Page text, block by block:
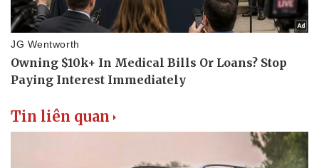
Văn hóa
Sân khấu - Điện ảnh
Âm nhạc
Di sản
Giải trí
Nghệ sĩ
Tin liên quan